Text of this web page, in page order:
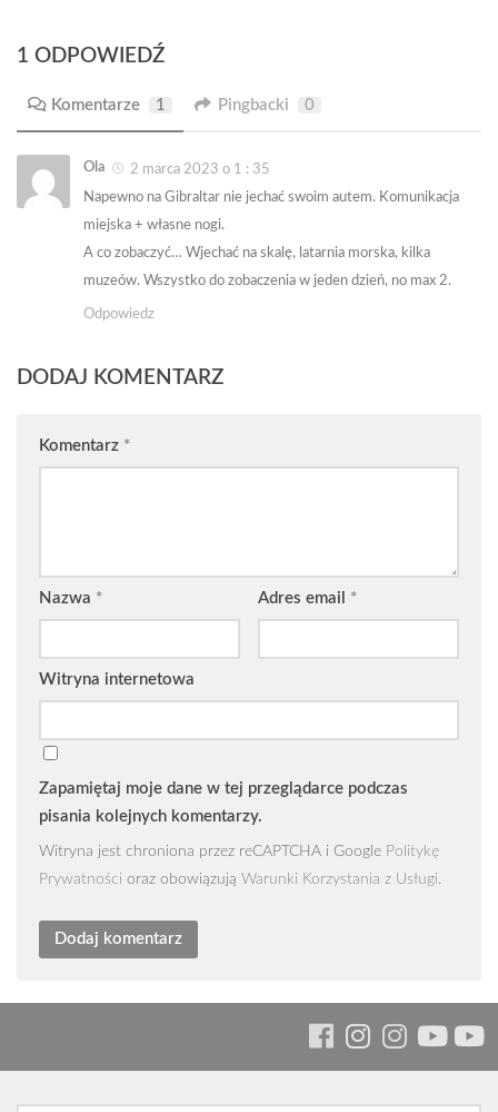
1 ODPOWIEDŹ
Komentarze 1 Pingbacki 0
Ola
2 marca 2023 o 1 : 35
Napewno na Gibraltar nie jechać swoim autem. Komunikacja
miejska + własne nogi.
A co zobaczyć… Wjechać na skalę, latarnia morska, kilka
muzeów. Wszystko do zobaczenia w jeden dzień, no max 2.
Odpowiedz
DODAJ KOMENTARZ
Komentarz *
Nazwa * Adres email *
Witryna internetowa
Zapamiętaj moje dane w tej przeglądarce podczas
pisania kolejnych komentarzy.
Witryna jest chroniona przez reCAPTCHA i Google Politykę
Prywatności oraz obowiązują Warunki Korzystania z Usługi.